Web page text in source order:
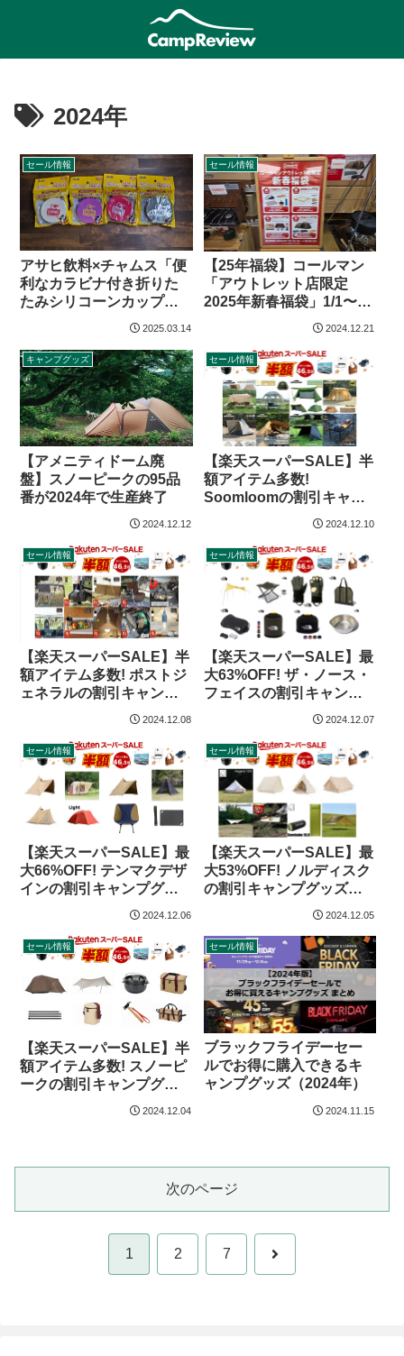
2024年
セール情報
アサヒ飲料×チャムス「便
利なカラビナ付き折りた
たみシリコーンカップ」
がもらえるキャンペーン
2025.03.14
セール情報
【25年福袋】コールマン
「アウトレット店限定
2025年新春福袋」1/1〜販
2024.12.21
キャンプグッズ
【アメニティドーム廃
盤】スノーピークの95品
番が2024年で生産終了
2024.12.12
セール情報
【楽天スーパーSALE】半
額アイテム多数!
Soomloomの割引キャン
プグッズ（24年12月）
2024.12.10
セール情報
【楽天スーパーSALE】半
額アイテム多数! ポストジ
ェネラルの割引キャンプ
グッズ（24年12月）
2024.12.08
セール情報
【楽天スーパーSALE】最
大63%OFF! ザ・ノース・
フェイスの割引キャンプ
グッズ（24年12月）
2024.12.07
セール情報
【楽天スーパーSALE】最
大66%OFF! テンマクデザ
インの割引キャンプグッ
2024.12.06
セール情報
【楽天スーパーSALE】最
大53%OFF! ノルディスク
の割引キャンプグッズ
2024.12.05
セール情報
【楽天スーパーSALE】半
額アイテム多数! スノーピ
ークの割引キャンプグッ
2024.12.04
セール情報
ブラックフライデーセー
ルでお得に購入できるキ
ャンプグッズ（2024年）
2024.11.15
次のページ
1 2 7 次